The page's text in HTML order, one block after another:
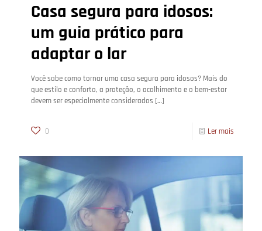
Casa segura para idosos:
um guia prático para
adaptar o lar
Você sabe como tornar uma casa segura para idosos? Mais do
que estilo e conforto, a proteção, o acolhimento e o bem-estar
devem ser especialmente considerados […]
0 Ler mais